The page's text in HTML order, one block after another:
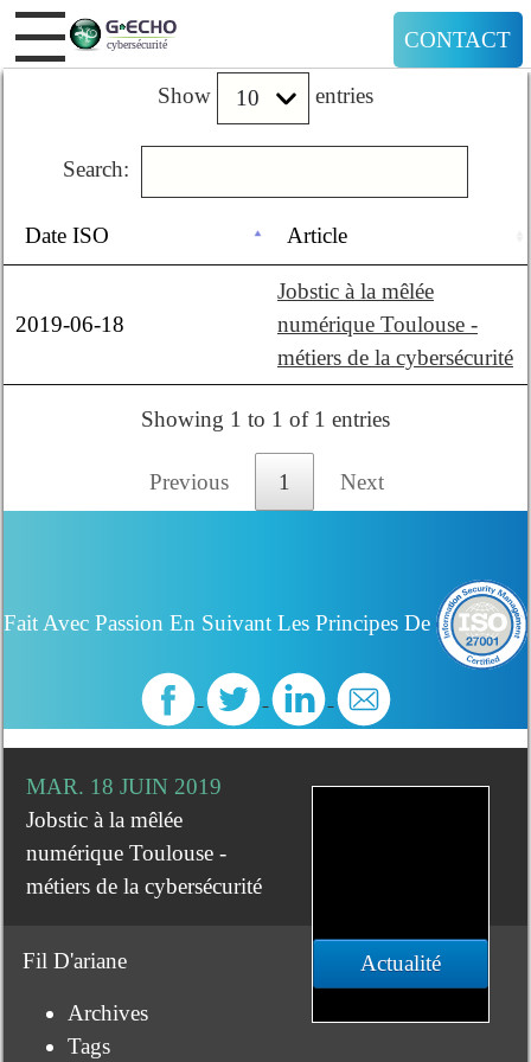
CONTACT
Show entries
Search:
Date ISO Article
2019-06-18
Jobstic à la mêlée
numérique Toulouse -
métiers de la cybersécurité
Showing 1 to 1 of 1 entries
Previous 1 Next
Fait Avec Passion En Suivant Les Principes De
Actualité
MAR. 18 JUIN 2019
Jobstic à la mêlée
numérique Toulouse -
métiers de la cybersécurité
Fil D'ariane
Archives
Tags